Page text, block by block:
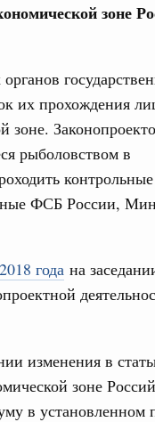
зоне
их прохождения
зоне.
рыболовством в
ФСБ России,
года на
изменения в
зоне
в установленном